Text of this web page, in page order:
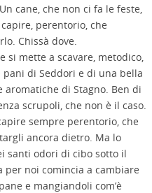
cane, che non ci fa le feste,
perentorio, che
Chissà dove.
si mette a scavare, metodico,
di Seddori e di una bella
di Stagno. Ben di
scrupoli, che non è il caso.
sempre perentorio, che
ancora dietro. Ma lo
santi odori di cibo sotto il
per noi comincia a cambiare
e mangiandoli com’è